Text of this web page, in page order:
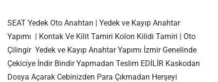
SEAT Yedek Oto Anahtarı | Yedek ve Kayıp Anahtar
Yapımı | Kontak Ve Kilit Tamiri Kolon Kilidi Tamiri | Oto
Çilingir Yedek ve Kayıp Anahtar Yapımı İzmir Genelinde
Çekiciye İndir Bindir Yapmadan Teslim EDİLİR Kaskodan
Dosya Açarak Cebinizden Para Çıkmadan Herşeyi